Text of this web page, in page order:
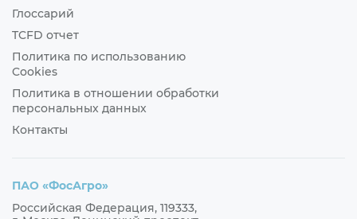
Глоссарий
TCFD отчет
Политика по использованию
Cookies
Политика в отношении обработки
персональных данных
Контакты
ПАО «ФосАгро»
Российская Федерация, 119333,